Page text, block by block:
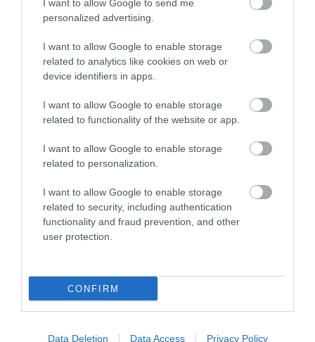
I want to allow Google to send me
personalized advertising.
I want to allow Google to enable storage
related to analytics like cookies on web or
device identifiers in apps.
I want to allow Google to enable storage
related to functionality of the website or app.
I want to allow Google to enable storage
related to personalization.
I want to allow Google to enable storage
related to security, including authentication
functionality and fraud prevention, and other
user protection.
CONFIRM
Data Deletion Data Access Privacy Policy
vállalatok a mindenkori bérajánlásnak
mintegy 30 milliárd forintra lenne szükség.
Ne maradjon le a legfrissebb hírekről, kövessen
bennünket az EGRI ÜGYEK Google Hírek oldalán!
VISSZA A FŐOLDALRA
Legfrissebb híreink